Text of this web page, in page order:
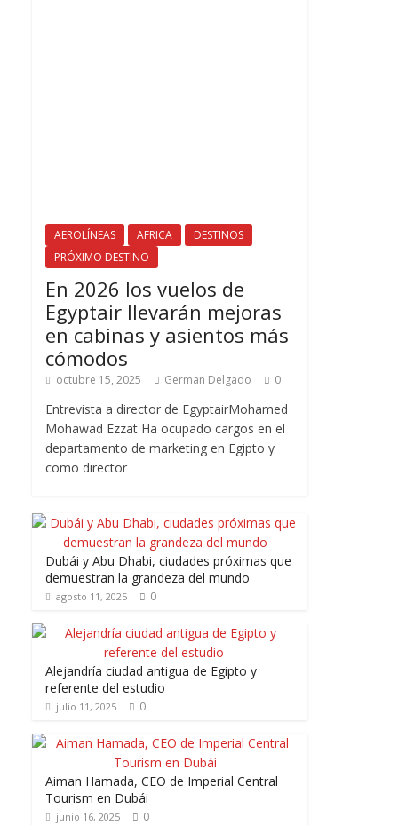
AEROLÍNEAS AFRICA
DESTINOS
PRÓXIMO DESTINO
En 2026 los vuelos de
Egyptair llevarán mejoras
en cabinas y asientos más
cómodos
octubre 15, 2025 German Delgado 0
Entrevista a director de EgyptairMohamed
Mohawad Ezzat Ha ocupado cargos en el
departamento de marketing en Egipto y
como director
Dubái y Abu Dhabi, ciudades próximas que
demuestran la grandeza del mundo
agosto 11, 2025 0
Alejandría ciudad antigua de Egipto y
referente del estudio
julio 11, 2025 0
Aiman Hamada, CEO de Imperial Central
Tourism en Dubái
junio 16, 2025 0